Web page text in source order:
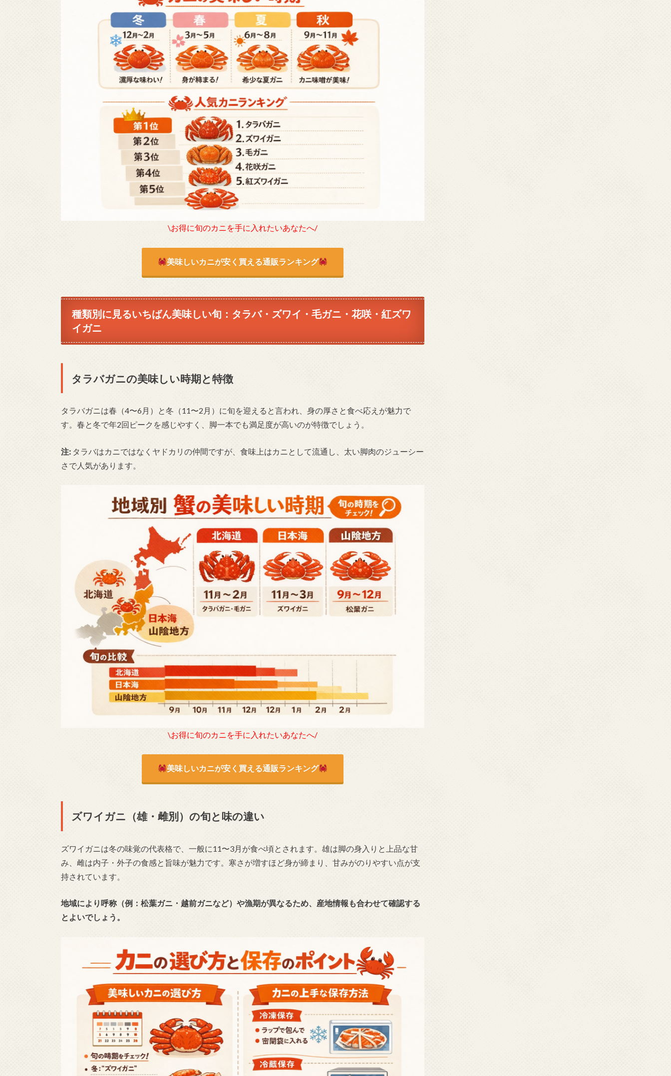
\お得に旬のカニを手に入れたいあなたへ/
美味しいカニが安く買える通販ランキング
種類別に見るいちばん美味しい旬：タラバ・ズワイ・毛ガニ・花咲・紅ズワ
イガニ
タラバガニの美味しい時期と特徴
タラバガニは春（4〜6月）と冬（11〜2月）に旬を迎えると言われ、身の厚さと食べ応えが魅力で
す。春と冬で年2回ピークを感じやすく、脚一本でも満足度が高いのが特徴でしょう。
注: タラバはカニではなくヤドカリの仲間ですが、食味上はカニとして流通し、太い脚肉のジューシー
さで人気があります。
\お得に旬のカニを手に入れたいあなたへ/
美味しいカニが安く買える通販ランキング
ズワイガニ（雄・雌別）の旬と味の違い
ズワイガニは冬の味覚の代表格で、一般に11〜3月が食べ頃とされます。雄は脚の身入りと上品な甘
み、雌は内子・外子の食感と旨味が魅力です。寒さが増すほど身が締まり、甘みがのりやすい点が支
持されています。
地域により呼称（例：松葉ガニ・越前ガニなど）や漁期が異なるため、産地情報も合わせて確認する
とよいでしょう。